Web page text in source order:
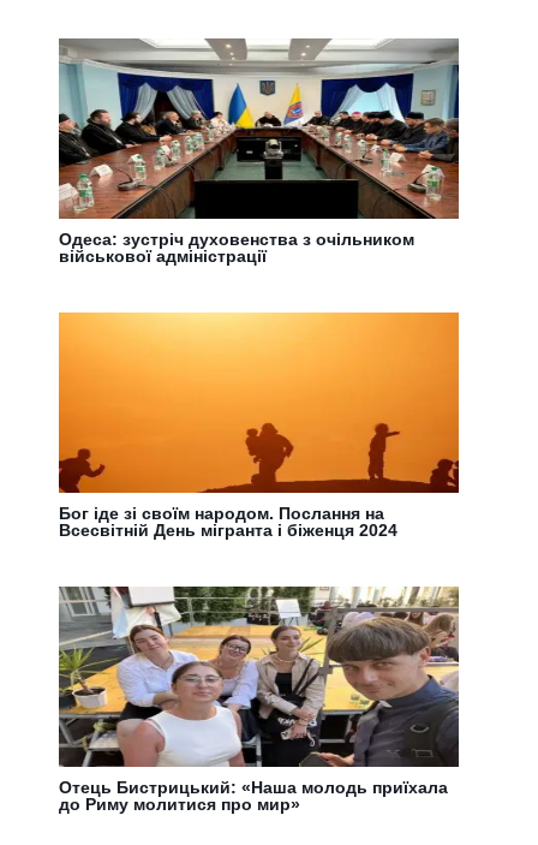
Одеса: зустріч духовенства з очільником
військової адміністрації
Бог іде зі своїм народом. Послання на
Всесвітній День мігранта і біженця 2024
Отець Бистрицький: «Наша молодь приїхала
до Риму молитися про мир»